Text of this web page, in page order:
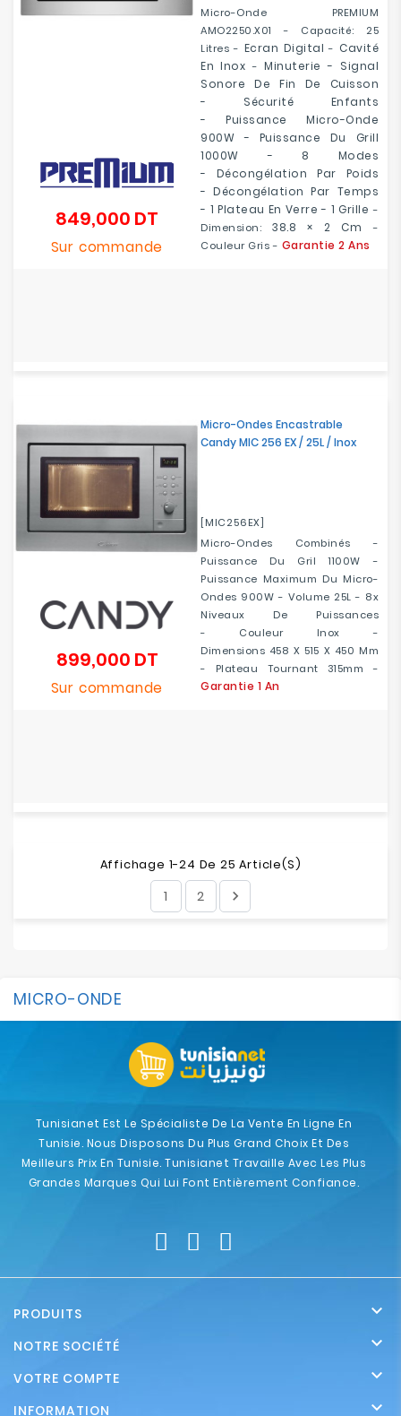
Micro-Onde PREMIUM
AMO2250.X01 - Capacité: 25
Litres - Ecran Digital - Cavité
En Inox -Minuterie - Signal
Sonore De Fin De Cuisson
- Sécurité Enfants
- Puissance Micro-Onde
900W - Puissance Du Grill
1000W - 8 Modes
- Décongélation Par Poids
-Décongélation Par Temps
- 1 Plateau En Verre - 1 Grille -
Dimension:38.8 × 2 Cm -
Couleur Gris - Garantie 2 Ans
849,000 DT
Sur commande
Micro-Ondes Encastrable
Candy MIC 256 EX / 25L / Inox
[MIC256EX]
Micro-Ondes Combinés -
Puissance Du Gril 1100W -
Puissance Maximum Du Micro-
Ondes 900W - Volume 25L - 8x
Niveaux De Puissances
- Couleur Inox -
Dimensions 458 X 515 X 450 Mm
- Plateau Tournant 315mm -
Garantie 1 An
899,000 DTPrix
Sur commande
Affichage 1-24 De 25 Article(s)
1 2 
MICRO-ONDE
Tunisianet Est Le Spécialiste De La Vente En Ligne En
Tunisie. Nous Disposons Du Plus Grand Choix Et Des
Meilleurs Prix En Tunisie. Tunisianet Travaille Avec Les Plus
Grandes Marques Qui Lui Font Entièrement Confiance.
PRODUITS 
NOTRE SOCIÉTÉ 
VOTRE COMPTE 
INFORMATION 